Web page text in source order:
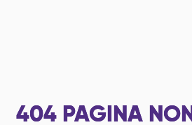
404 PAGINA